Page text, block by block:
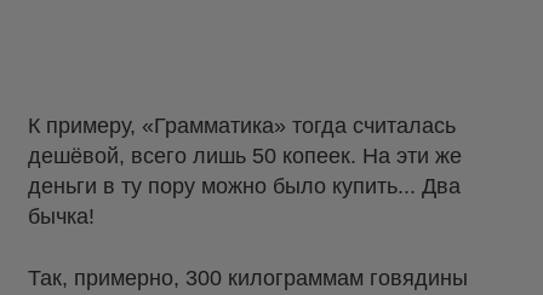
К примеру, «Грамматика» тогда считалась
дешёвой, всего лишь 50 копеек. На эти же
деньги в ту пору можно было купить... Два
бычка!
Так, примерно, 300 килограммам говядины